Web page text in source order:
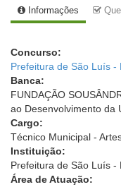
Informações
Concurso:
Prefeitura de São Luís -
Banca:
FUNDAÇÃO
ao Desenvolvimento da
Cargo:
Técnico Municipal -
Instituição:
Prefeitura de São Luís -
Área de Atuação: